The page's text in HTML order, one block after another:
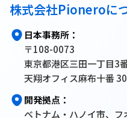
株式会社Pioneroに
日本事務所：
〒108-0073
東京都港区三田一丁目3
天翔オフィス麻布十番
開発拠点：
ベトナム・ハノイ市、